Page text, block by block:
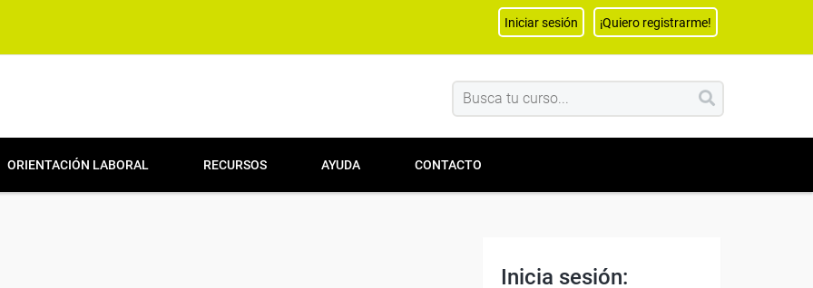
Iniciar sesión ¡Quiero registrarme!
ORIENTACIÓN LABORAL RECURSOS AYUDA CONTACTO
Inicia sesión: